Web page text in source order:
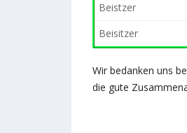
Beistzer
Beisitzer
Wir bedanken uns
die gute